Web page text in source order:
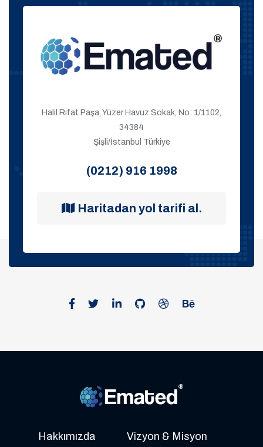
Halil Rıfat Paşa, Yüzer Havuz Sokak, No: 1/1102,
34384
Şişli/İstanbul Türkiye
(0212) 916 1998
Haritadan yol tarifi al.
Hakkımızda Vizyon & Misyon